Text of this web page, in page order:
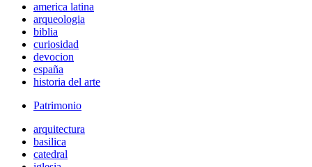
america latina
arqueologia
biblia
curiosidad
devocion
españa
historia del arte
Patrimonio
arquitectura
basilica
catedral